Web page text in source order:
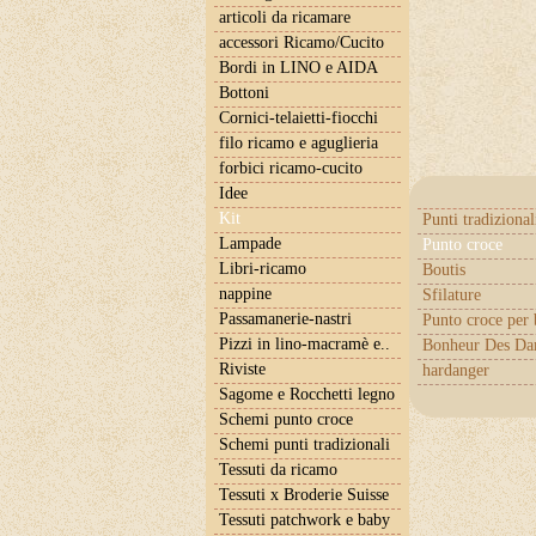
articoli da ricamare
accessori Ricamo/Cucito
Bordi in LINO e AIDA
Bottoni
Cornici-telaietti-fiocchi
filo ricamo e aguglieria
forbici ricamo-cucito
Idee
Kit
Punti
Punto croce
Boutis
Sfilature
Punto croce per
Bonheur Des
hardanger
Lampade
Libri-ricamo
nappine
Passamanerie-nastri
Pizzi in lino-macramè e..
Riviste
Sagome e Rocchetti legno
Schemi punto croce
Schemi punti tradizionali
Tessuti da ricamo
Tessuti x Broderie Suisse
Tessuti patchwork e baby